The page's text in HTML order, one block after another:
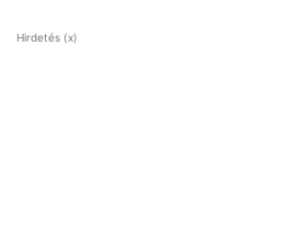
Hirdetés (x)